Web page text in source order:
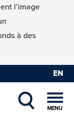
l’image
à des
EN
MENU